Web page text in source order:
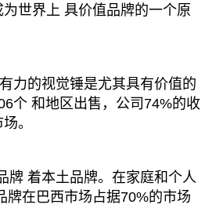
世界上 具价值品牌的一个原
力的视觉锤是尤其具有价值的
个 和地区出售，公司74%的收
。
着本土品牌。在家庭和个人
牌在巴西市场占据70%的市场